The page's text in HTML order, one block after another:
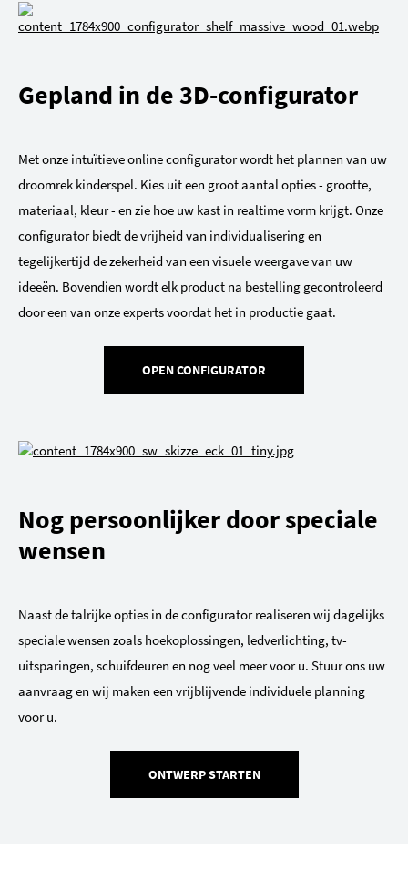
Gepland in de 3D-configurator
Met onze intuïtieve online configurator wordt het plannen van uw
droomrek kinderspel. Kies uit een groot aantal opties - grootte,
materiaal, kleur - en zie hoe uw kast in realtime vorm krijgt. Onze
configurator biedt de vrijheid van individualisering en
tegelijkertijd de zekerheid van een visuele weergave van uw
ideeën. Bovendien wordt elk product na bestelling gecontroleerd
door een van onze experts voordat het in productie gaat.
OPEN CONFIGURATOR
Nog persoonlijker door speciale
wensen
Naast de talrijke opties in de configurator realiseren wij dagelijks
speciale wensen zoals hoekoplossingen, ledverlichting, tv-
uitsparingen, schuifdeuren en nog veel meer voor u. Stuur ons uw
aanvraag en wij maken een vrijblijvende individuele planning
voor u.
ONTWERP STARTEN